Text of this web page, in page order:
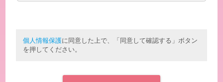
個人情報保護に同意した上で、「同意して確認する」ボタン
を押してください。